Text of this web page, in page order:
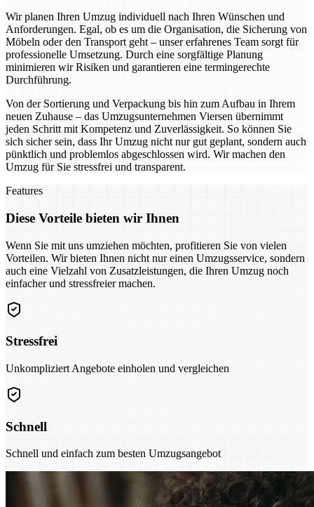
Wir planen Ihren Umzug individuell nach Ihren Wünschen und
Anforderungen. Egal, ob es um die Organisation, die Sicherung von
Möbeln oder den Transport geht – unser erfahrenes Team sorgt für
professionelle Umsetzung. Durch eine sorgfältige Planung
minimieren wir Risiken und garantieren eine termingerechte
Durchführung.
Von der Sortierung und Verpackung bis hin zum Aufbau in Ihrem
neuen Zuhause – das Umzugsunternehmen Viersen übernimmt
jeden Schritt mit Kompetenz und Zuverlässigkeit. So können Sie
sich sicher sein, dass Ihr Umzug nicht nur gut geplant, sondern auch
pünktlich und problemlos abgeschlossen wird. Wir machen den
Umzug für Sie stressfrei und transparent.
Features
Diese Vorteile bieten wir Ihnen
Wenn Sie mit uns umziehen möchten, profitieren Sie von vielen
Vorteilen. Wir bieten Ihnen nicht nur einen Umzugsservice, sondern
auch eine Vielzahl von Zusatzleistungen, die Ihren Umzug noch
einfacher und stressfreier machen.
Stressfrei
Unkompliziert Angebote einholen und vergleichen
Schnell
Schnell und einfach zum besten Umzugsangebot